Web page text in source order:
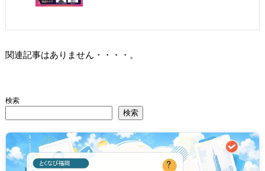
関連記事はありません・・・・。
検索
検索